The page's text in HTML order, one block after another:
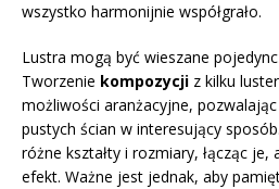
wszystko harmonijnie współgrało.
Lustra mogą być wieszane
Tworzenie kompozycji z kilku
możliwości aranżacyjne,
pustych ścian w interesujący
różne kształty i rozmiary, łącząc je,
efekt. Ważne jest jednak, aby